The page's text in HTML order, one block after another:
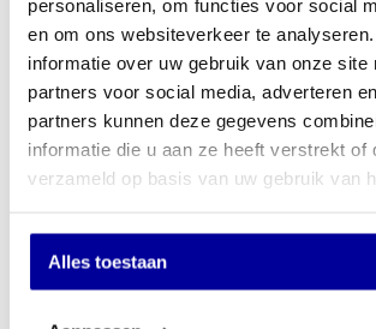
personaliseren, om functies voor social
en om ons websiteverkeer te
informatie over uw gebruik van onze site
partners voor social media, adverteren
partners kunnen deze gegevens
informatie die u aan ze heeft verstrekt of
verzameld op basis van uw gebruik van
Alles toestaan
Programmeerservice: Ja, Nee
Andere kochten ook: